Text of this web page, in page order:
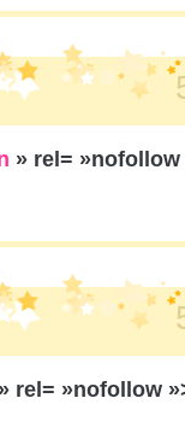
» rel=
» rel= »nofollow